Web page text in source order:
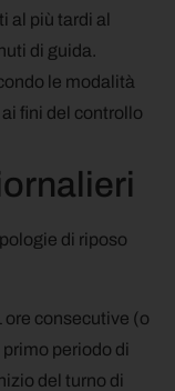
al più tardi al
di guida.
le modalità
fini del controllo
di riposo
ore consecutive (o
periodo di
del turno di